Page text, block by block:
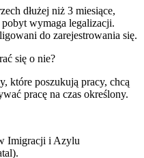
dłużej niż 3 miesiące,
wymaga legalizacji.
do zarejestrowania się.
się o nie?
które poszukują pracy, chcą
pracę na czas określony.
Imigracji i Azylu